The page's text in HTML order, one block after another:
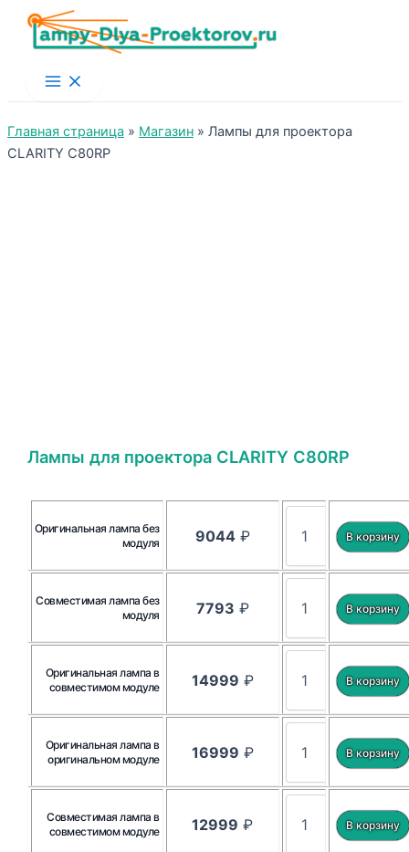
Main
Menu
Главная страница » Магазин » Лампы для проектора
CLARITY C80RP
Лампы для проектора CLARITY C80RP
Оригинальная лампа без
модуля
9044₽
Совместимая лампа без
модуля
7793 ₽
Оригинальная лампа в
совместимом модуле
14999 ₽
Оригинальная лампа в
оригинальном модуле
16999 ₽
Совместимая лампа в
совместимом модуле
12999 ₽